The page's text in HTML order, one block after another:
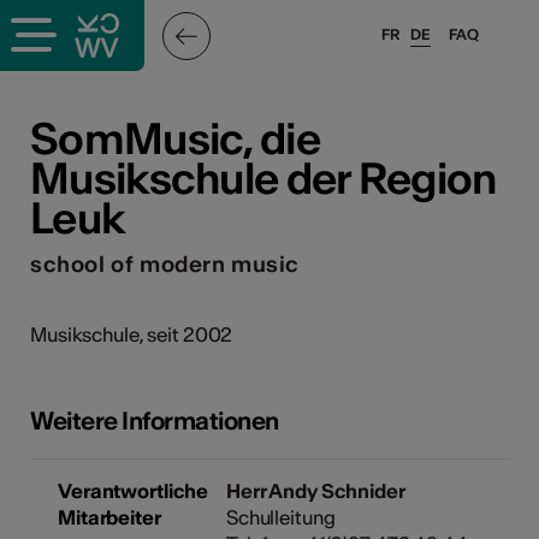
FAQ
FR DE
SomMusic, die
Musikschule der Region
Leuk
school of modern music
Musikschule, seit 2002
Weitere Informationen
Verantwortliche
Mitarbeiter
Herr Andy Schnider
Schulleitung